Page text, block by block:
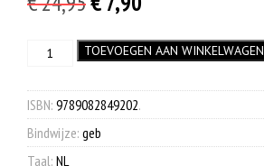
was:
€ 24,95.
is:
€ 7,90.
Huize
Egelvreugd
TOEVOEGEN AAN WINKELWAGEN
ISBN: 9789082849202.
Bindwijze: geb
Taal: NL